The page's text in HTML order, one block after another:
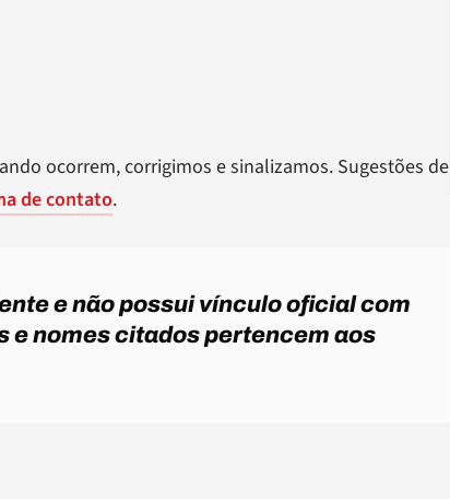
ocorrem, corrigimos e sinalizamos. Sugestões de
de contato.
e não possui vínculo oficial com
e nomes citados pertencem aos